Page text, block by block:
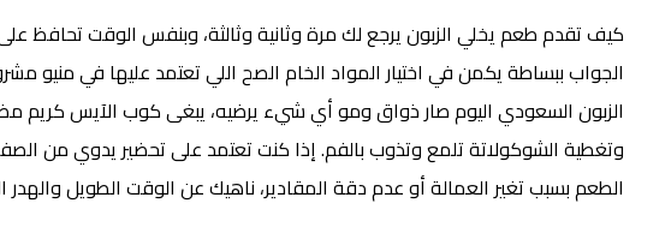
كيف تقدم طعم يخلي الزبون يرجع لك مرة وثانية وثالثة، وبنفس الوقت تحافظ
الجواب ببساطة يكمن في اختيار المواد الخام الصح اللي تعتمد عليها في منيو
الزبون السعودي اليوم صار ذواق ومو أي شيء يرضيه، يبغى كوب الآيس كريم
وتغطية الشوكولاتة تلمع وتذوب بالفم. إذا كنت تعتمد على تحضير يدوي من
الطعم بسبب تغير العمالة أو عدم دقة المقادير، ناهيك عن الوقت الطويل والهدر